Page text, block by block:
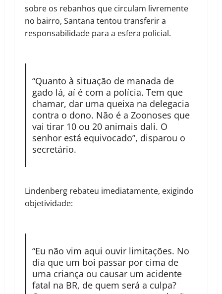
sobre os rebanhos que circulam livremente
no bairro, Santana tentou transferir a
responsabilidade para a esfera policial.
“Quanto à situação de manada de
gado lá, aí é com a polícia. Tem que
chamar, dar uma queixa na delegacia
contra o dono. Não é a Zoonoses que
vai tirar 10 ou 20 animais dali. O
senhor está equivocado”, disparou o
secretário.
Lindenberg rebateu imediatamente, exigindo
objetividade:
“Eu não vim aqui ouvir limitações. No
dia que um boi passar por cima de
uma criança ou causar um acidente
fatal na BR, de quem será a culpa?